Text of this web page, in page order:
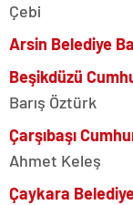
Çebi
Arsin Belediye
Beşikdüzü
Barış Öztürk
Çarşıbaşı
Ahmet Keleş
Çaykara